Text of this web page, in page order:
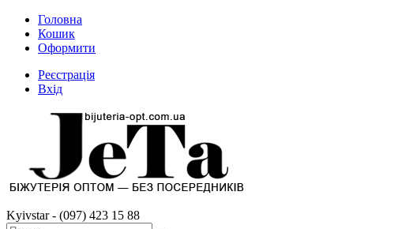
Головна
Кошик
Оформити
Реєстрація
Вхід
Kyivstar - (097) 423 15 88